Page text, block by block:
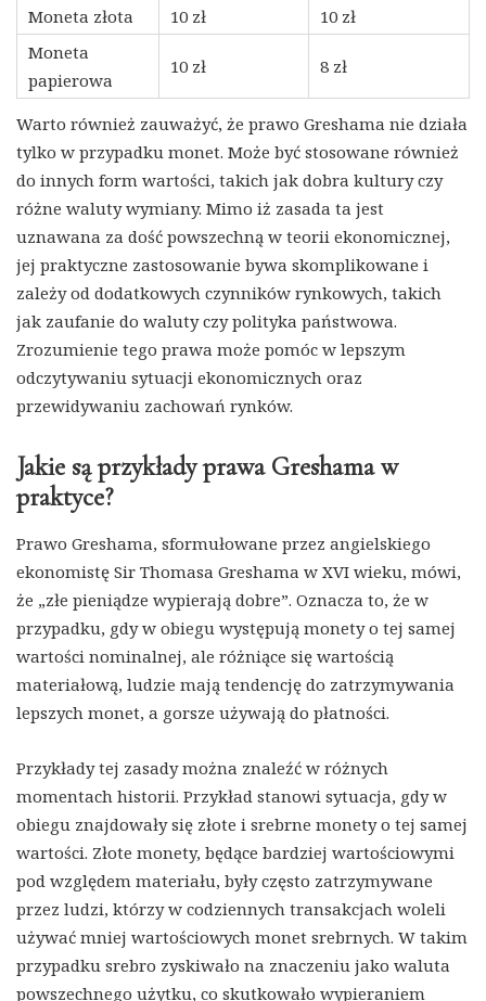
Moneta złota
10 zł
10 zł
Moneta
papierowa
10 zł 8 zł
Warto również zauważyć, że prawo Greshama nie działa
tylko w przypadku monet. Może być stosowane również
do innych form wartości, takich jak dobra kultury czy
różne waluty wymiany. Mimo iż zasada ta jest
uznawana za dość powszechną w teorii ekonomicznej,
jej praktyczne zastosowanie bywa skomplikowane i
zależy od dodatkowych czynników rynkowych, takich
jak zaufanie do waluty czy polityka państwowa.
Zrozumienie tego prawa może pomóc w lepszym
odczytywaniu sytuacji ekonomicznych oraz
przewidywaniu zachowań rynków.
Jakie są przykłady prawa Greshama w
praktyce?
Prawo Greshama, sformułowane przez angielskiego
ekonomistę Sir Thomasa Greshama w XVI wieku, mówi,
że „złe pieniądze wypierają dobre”. Oznacza to, że w
przypadku, gdy w obiegu występują monety o tej samej
wartości nominalnej, ale różniące się wartością
materiałową, ludzie mają tendencję do zatrzymywania
lepszych monet, a gorsze używają do płatności.
Przykłady tej zasady można znaleźć w różnych
momentach historii. Przykład stanowi sytuacja, gdy w
obiegu znajdowały się złote i srebrne monety o tej samej
wartości. Złote monety, będące bardziej wartościowymi
pod względem materiału, były często zatrzymywane
przez ludzi, którzy w codziennych transakcjach woleli
używać mniej wartościowych monet srebrnych. W takim
przypadku srebro zyskiwało na znaczeniu jako waluta
powszechnego użytku, co skutkowało wypieraniem